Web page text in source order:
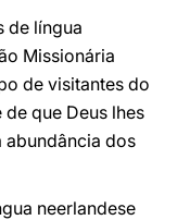
de língua
Missionária
de visitantes do
que Deus lhes
abundância dos
neerlandese